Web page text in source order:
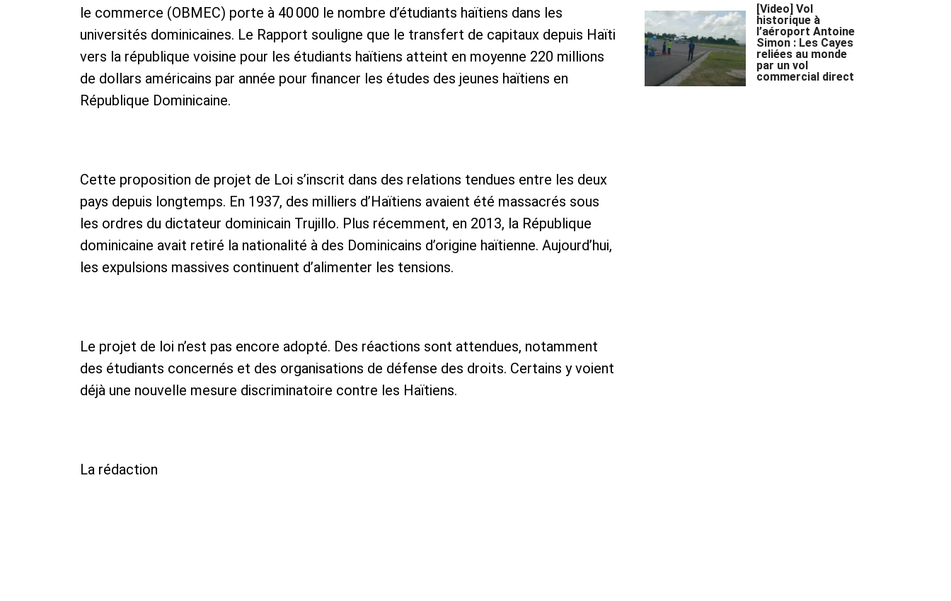
le commerce (OBMEC) porte à 40 000 le nombre d’étudiants haïtiens dans les
universités dominicaines. Le Rapport souligne que le transfert de capitaux depuis Haïti
vers la république voisine pour les étudiants haïtiens atteint en moyenne 220 millions
de dollars américains par année pour financer les études des jeunes haïtiens en
République Dominicaine.
Cette proposition de projet de Loi s’inscrit dans des relations tendues entre les deux
pays depuis longtemps. En 1937, des milliers d’Haïtiens avaient été massacrés sous
les ordres du dictateur dominicain Trujillo. Plus récemment, en 2013, la République
dominicaine avait retiré la nationalité à des Dominicains d’origine haïtienne. Aujourd’hui,
les expulsions massives continuent d’alimenter les tensions.
Le projet de loi n’est pas encore adopté. Des réactions sont attendues, notamment
des étudiants concernés et des organisations de défense des droits. Certains y voient
déjà une nouvelle mesure discriminatoire contre les Haïtiens.
La rédaction
[Video] Vol
historique à
l’aéroport Antoine
Simon : Les Cayes
reliées au monde
par un vol
commercial direct